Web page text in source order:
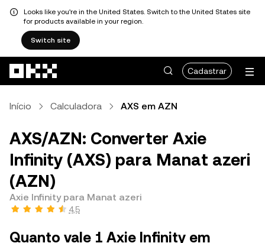
Looks like you're in the United States. Switch to the United States site
for products available in your region.
Switch site
Cadastrar
Início Calculadora AXS em AZN
AXS/AZN: Converter Axie
Infinity (AXS) para Manat azeri
(AZN)
Axie Infinity para Manat azeri
4,5
Quanto vale 1 Axie Infinity em